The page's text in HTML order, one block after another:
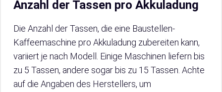
Anzahl der Tassen pro Akkuladung
Die Anzahl der Tassen, die eine Baustellen-
Kaffeemaschine pro Akkuladung zubereiten kann,
variiert je nach Modell. Einige Maschinen liefern bis
zu 5 Tassen, andere sogar bis zu 15 Tassen. Achte
auf die Angaben des Herstellers, um